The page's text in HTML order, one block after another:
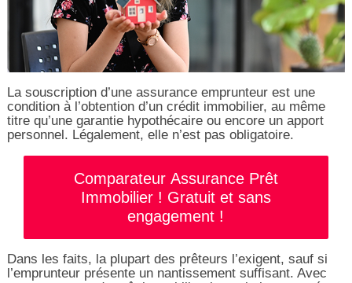
La souscription d’une assurance emprunteur est une
condition à l’obtention d’un crédit immobilier, au même
titre qu’une garantie hypothécaire ou encore un apport
personnel. Légalement, elle n’est pas obligatoire.
Comparateur Assurance Prêt
Immobilier ! Gratuit et sans
engagement !
Dans les faits, la plupart des prêteurs l’exigent, sauf si
l’emprunteur présente un nantissement suffisant. Avec